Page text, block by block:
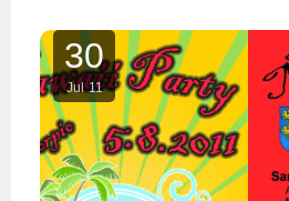
30
Jul 11